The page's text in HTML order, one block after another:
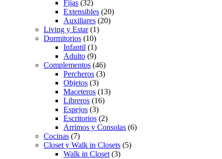
Fijas (32)
Extensibles (20)
Auxiliares (20)
Living y Estar(1)
Dormitorios (10)
Infantil (1)
Adulto (9)
Complementos (46)
Percheros (3)
Objetos (3)
Maceteros (13)
Libreros (16)
Espejos (3)
Escritorios (2)
Arrimos y Consolas (6)
Cocinas (7)
Closet y Walk in Closets (5)
Walk in Closet (3)